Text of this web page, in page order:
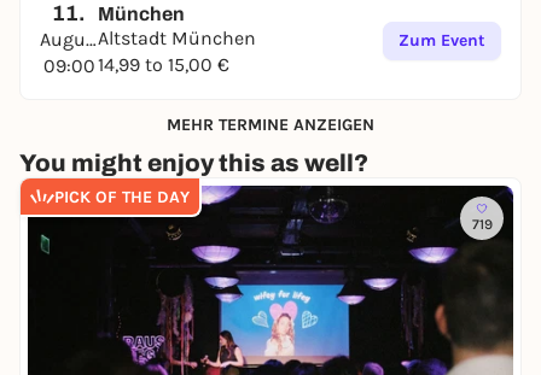
11.
August
09:00
München
Altstadt München
14,99 to 15,00 €
Zum Event
MEHR TERMINE ANZEIGEN
You might enjoy this as well?
PICK OF THE DAY
719